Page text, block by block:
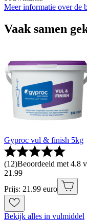
Meer informatie over de
Vaak samen
Gyproc vul & finish 5kg
(12)Beoordeeld met 4.8
21 .99
Prijs: 21.99 euro
Bekijk alles in vulmiddel